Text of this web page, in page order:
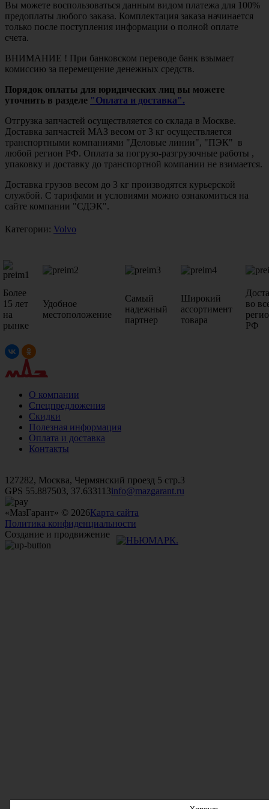
Вы можете воспользоваться данным видом платежа для 100%
предоплаты любого заказа. Комплектация заказа начинается
только после поступления информации о полной оплате
счета.
ВНИМАНИЕ ! При банковском переводе банк взымает
комиссию за перемещение денежных средств.
Порядок оплаты для юридических лиц вы можете
уточнить в разделе "Оплата и доставка".
Отгрузка запчастей осуществляется со склада в Москве.
Доставка запчастей МАЗ весом от 3 кг осуществляется
транспортными компаниями "Деловые линии", "ПЭК" в
любой регион РФ. Оплата за погрузо-разгрузочные работы ,
упаковку и доставку до транспортной компании не взимается.
Доставка грузов весом до 3 кг производятся курьерской
службой. С тарифами и условиями можно ознакомиться на
сайте компании "СДЭК".
Категории: Volvo
Более
15 лет
на
рынке
Удобное
местоположение
Самый
надежный
партнер
Широкий
ассортимент
товара
во
РФ
О компании
Спецпредложения
Скидки
Полезная информация
Оплата и доставка
Контакты
127282, Москва, Чермянский проезд 5 стр.3
GPS 55.887503, 37.633113info@mazgarant.ru
«МазГарант» © 2026Карта сайта
Политика конфиденциальности
Создание и продвижение